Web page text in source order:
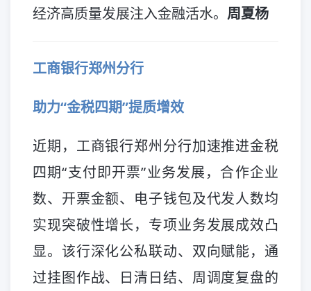
经济高质量发展注入金融活水。 周夏杨
工商银行郑州分行
助力“金税四期”提质增效
近期，工商银行郑州分行加速推进金税
四期“支付即开票”业务发展，合作企业
数、开票金额、电子钱包及代发人数均
实现突破性增长，专项业务发展成效凸
显。该行深化公私联动、双向赋能，通
过挂图作战、日清日结、周调度复盘的